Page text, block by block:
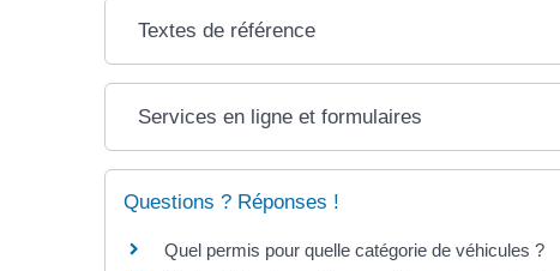
Textes de référence
Services en ligne et formulaires
Questions ? Réponses !
Quel permis pour quelle catégorie de véhicules ?